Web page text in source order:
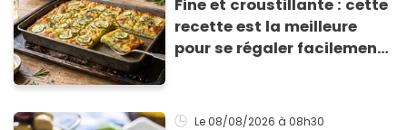
Fine et croustillante : cette
recette est la meilleure
pour se régaler facilement
Le 08/08/2026 à 08h30